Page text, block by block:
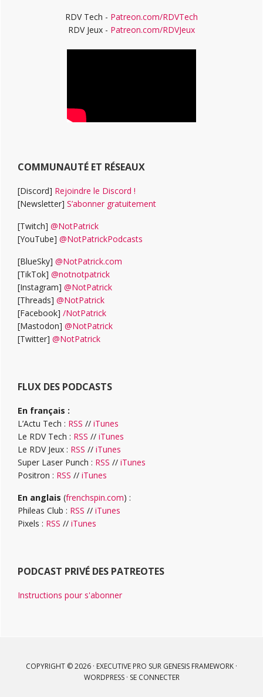
RDV Tech - Patreon.com/RDVTech
RDV Jeux - Patreon.com/RDVJeux
COMMUNAUTÉ ET RÉSEAUX
[Discord] Rejoindre le Discord !
[Newsletter] S’abonner gratuitement
[Twitch] @NotPatrick
[YouTube] @NotPatrickPodcasts
[BlueSky] @NotPatrick.com
[TikTok] @notnotpatrick
[Instagram] @NotPatrick
[Threads] @NotPatrick
[Facebook] /NotPatrick
[Mastodon] @NotPatrick
[Twitter] @NotPatrick
FLUX DES PODCASTS
En français :
L’Actu Tech : RSS // iTunes
Le RDV Tech : RSS // iTunes
Le RDV Jeux : RSS // iTunes
Super Laser Punch : RSS // iTunes
Positron : RSS // iTunes
En anglais (frenchspin.com) :
Phileas Club : RSS // iTunes
Pixels : RSS // iTunes
PODCAST PRIVÉ DES PATREOTES
Instructions pour s'abonner
COPYRIGHT © 2026 · EXECUTIVE PRO SUR GENESIS FRAMEWORK ·
WORDPRESS· SE CONNECTER